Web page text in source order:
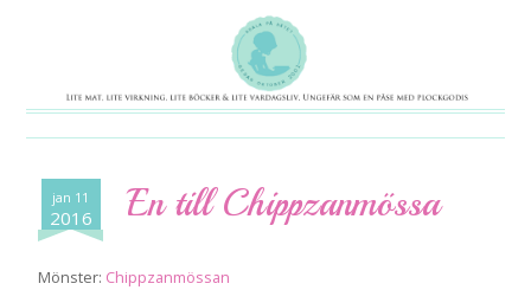
jan 11
2016 En till Chippzanmössa
Mönster: Chippzanmössan